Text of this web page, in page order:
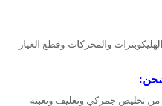
والمحركات وقطع الغيار
تخليص جمركي وتغليف وتعبئة